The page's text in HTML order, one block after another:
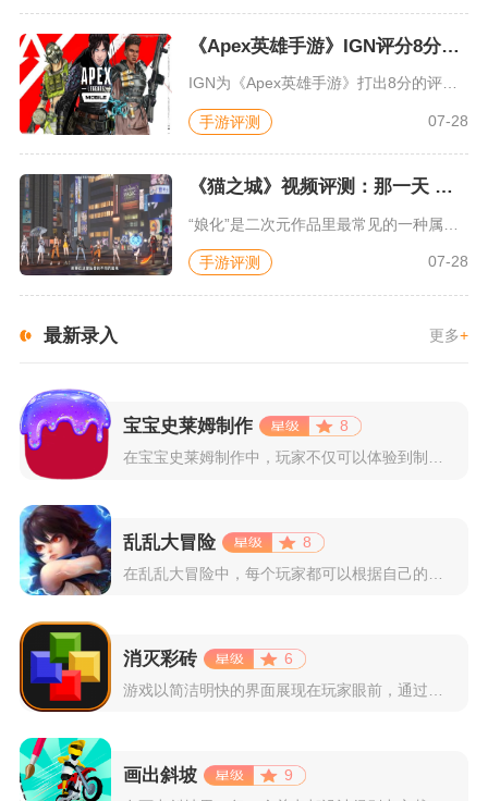
《Apex英雄手游》IGN评分8分：对游戏未来抱有期待
IGN为《Apex英雄手游》打出8分的评价，测评者认为，《A...
手游评测 07-28
《猫之城》视频评测：那一天 我家的猫变成了猫娘
手游评测 07-28
最新录入 更多+
宝宝史莱姆制作
8
乱乱大冒险
8
消灭彩砖
6
画出斜坡
9